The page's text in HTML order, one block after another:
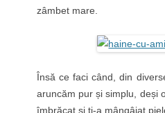
zâmbet mare.
Însă ce faci când, din
aruncăm pur și simplu, deși
îmbrăcat și ți-a mângâiat